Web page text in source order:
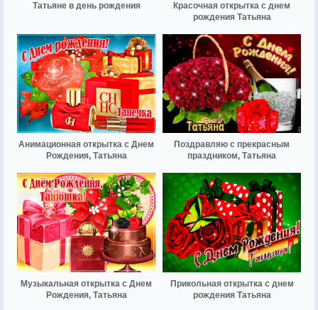
Татьяне в день рождения
Красочная открытка с днем
рождения Татьяна
Анимационная открытка с Днем
Рождения, Татьяна
Поздравляю с прекрасным
праздником, Татьяна
Музыкальная открытка с Днем
Рождения, Татьяна
Прикольная открытка с днем
рождения Татьяна